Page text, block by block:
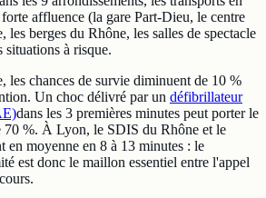
affluence (la gare Part-Dieu, le centre
les berges du Rhône, les salles de spectacle
situations à risque.
les chances de survie diminuent de 10 %
Un choc délivré par un défibrillateur
dans les 3 premières minutes peut porter le
70 %. À Lyon, le SDIS du Rhône et le
moyenne en 8 à 13 minutes : le
est donc le maillon essentiel entre l'appel